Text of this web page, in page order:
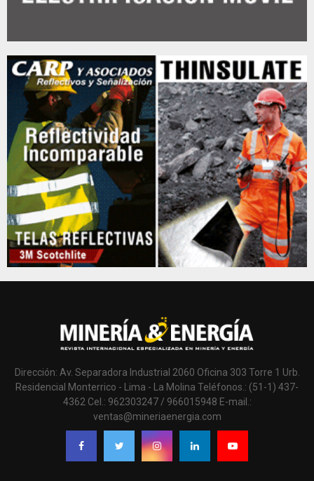
Dirección: Av. Separadora Industrial 2060 Oficina 303 Torre 1 Urb.
Residencial Monterrico - Lima - La Molina Teléfonos.: (51-1) 437-
4362 Cel.: 962303247 / 966015948 E-mail.:
ventas@mineriaenergia.com